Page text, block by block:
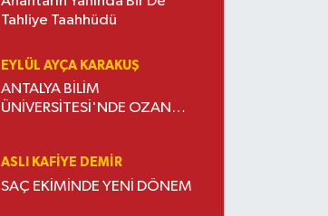
Tahliye Taahhüdü
EYLÜL AYÇA KARAKUŞ
ANTALYA BİLİM
ÜNİVERSİTESİ'NDE OZAN
ASLI KAFIYE DEMIR
SAÇ EKİMİNDE YENİ DÖNEM